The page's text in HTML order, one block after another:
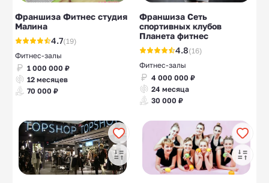
Франшиза Фитнес студия
Малина
4.7(19)
Фитнес-залы
1 000 000 ₽
12 месяцев
70 000 ₽
Франшиза Сеть
спортивных клубов
Планета фитнес
4.8(16)
Фитнес-залы
4 000 000 ₽
24 месяца
30 000 ₽